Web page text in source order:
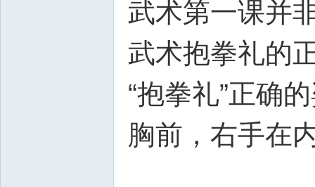
武术第一课并
武术抱拳礼的
“抱拳礼”正确
胸前，右手在